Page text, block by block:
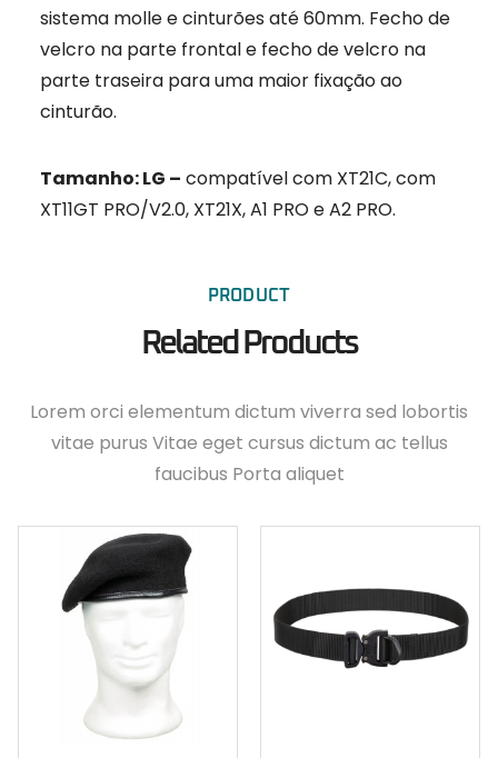
sistema molle e cinturões até 60mm. Fecho de
velcro na parte frontal e fecho de velcro na
parte traseira para uma maior fixação ao
cinturão.
Tamanho: LG – compatível com XT21C, com
XT11GT PRO/V2.0, XT21X, A1 PRO e A2 PRO.
PRODUCT
Related Products
Lorem orci elementum dictum viverra sed lobortis
vitae purus Vitae eget cursus dictum ac tellus
faucibus Porta aliquet